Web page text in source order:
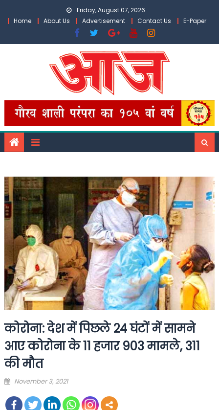
Friday, August 07, 2026
Home
About Us Advertisement Contact Us E-Paper
कोरोना: देश में पिछले 24 घंटों में सामने
आए कोरोना के 11 हजार 903 मामले, 311
की मौत
Posted
November 3, 2021